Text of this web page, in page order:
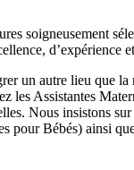
soigneusement
d’expérience
un autre lieu que
Assistantes
Nous insistons
pour Bébés) ainsi